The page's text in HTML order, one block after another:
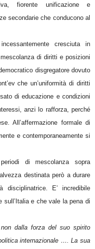
fiorente unificazione e
secondarie che conducono al
cresciuta in
di diritti e posizioni
disgregatore dovuto
che un’uniformità di diritti
di educazione e condizioni
anzi lo rafforza, perché
All’affermazione formale di
e contemporaneamente si
di mescolanza sopra
destinata però a durare
E’ incredibile
sull’Italia e che vale la pena di
dalla forza del suo spirito
internazionale …. La sua